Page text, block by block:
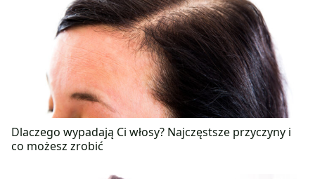
Dlaczego wypadają Ci włosy? Najczęstsze przyczyny i
co możesz zrobić